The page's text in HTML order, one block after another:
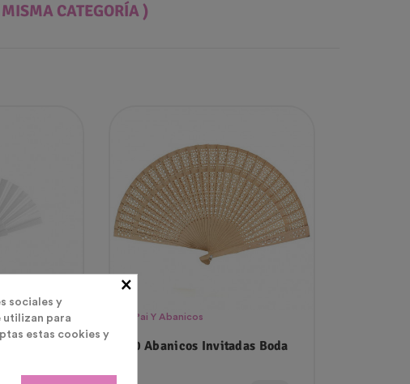
CATEGORÍA )
Bodas
Pai Pai Y Abanicos
150 Abanicos Invitadas Boda
×
sociales y
utilizan para
estas cookies y